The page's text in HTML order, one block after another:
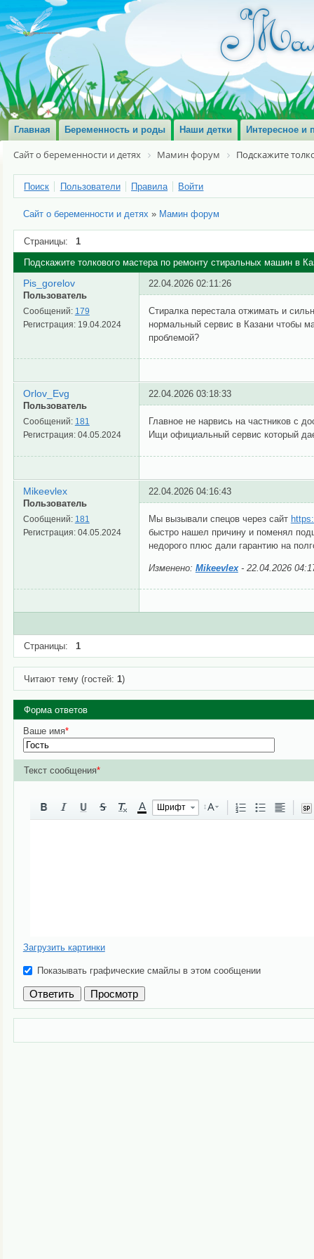
Главная Беременность и роды Наши детки Интересное и
Сайт о беременности и детях Мамин форум Подскажите
Поиск Пользователи Правила Войти
Сайт о беременности и детях » Мамин форум
Страницы: 1
Подскажите толкового мастера по ремонту стиральных машин в
Pis_gorelov
Пользователь
Сообщений: 179
Регистрация: 19.04.2024
22.04.2026 02:11:26
Стиралка перестала отжимать и
нормальный сервис в Казани чтобы
проблемой?
Orlov_Evg
Пользователь
Сообщений: 181
Регистрация: 04.05.2024
22.04.2026 03:18:33
Главное не нарвись на частников с
Ищи официальный сервис который
Mikeevlex
Пользователь
Сообщений: 181
Регистрация: 04.05.2024
22.04.2026 04:16:43
Мы вызывали спецов через сайт
быстро нашел причину и поменял
недорого плюс дали гарантию на
Изменено: Mikeevlex- 22.04.2026
Страницы: 1
Читают тему (гостей: 1)
Форма ответов
Ваше имя*
Текст сообщения*
A Шрифт
Загрузить картинки
Показывать графические смайлы в этом сообщении